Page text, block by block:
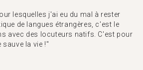
lesquelles j'ai eu du mal à rester
de langues étrangères, c'est le
avec des locuteurs natifs. C'est pour
sauve la vie !"